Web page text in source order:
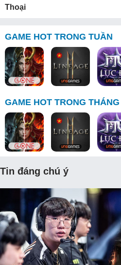
Thoại
GAME HOT TRONG TUẦN
GAME HOT TRONG THÁNG
Tin đáng chú ý